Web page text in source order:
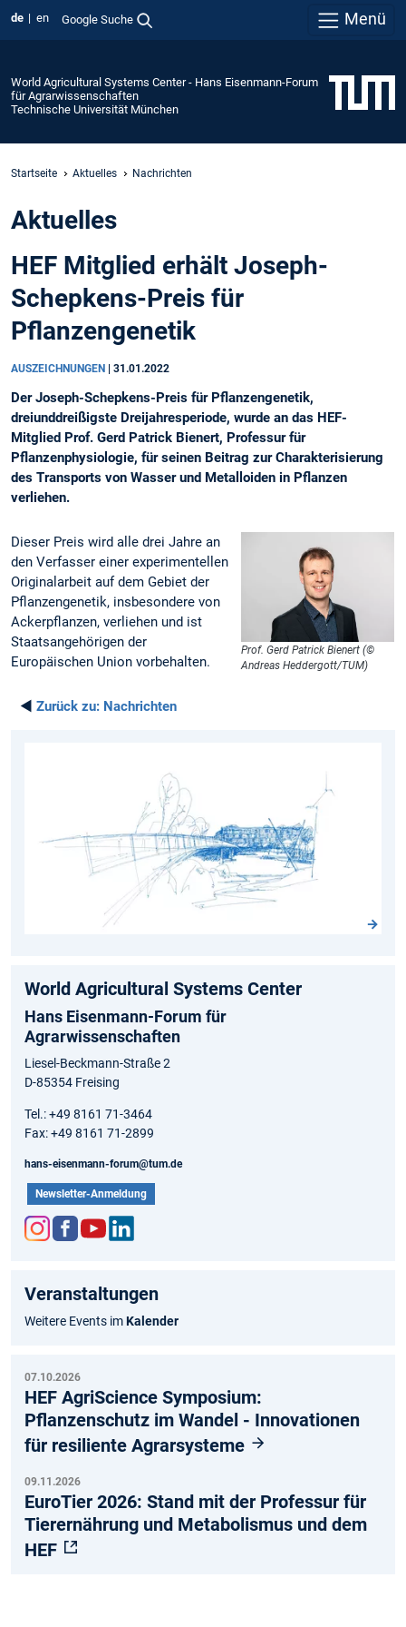
de en Google Suche Menü
World Agricultural Systems Center - Hans Eisenmann-Forum
für Agrarwissenschaften
Technische Universität München
Startseite Aktuelles Nachrichten
Aktuelles
HEF Mitglied erhält Joseph-
Schepkens-Preis für
Pflanzengenetik
AUSZEICHNUNGEN 31.01.2022
Der Joseph-Schepkens-Preis für Pflanzengenetik,
dreiunddreißigste Dreijahresperiode, wurde an das HEF-
Mitglied Prof. Gerd Patrick Bienert, Professur für
Pflanzenphysiologie, für seinen Beitrag zur Charakterisierung
des Transports von Wasser und Metalloiden in Pflanzen
verliehen.
Prof. Gerd Patrick Bienert (©
Andreas Heddergott/TUM)
Dieser Preis wird alle drei Jahre an
den Verfasser einer experimentellen
Originalarbeit auf dem Gebiet der
Pflanzengenetik, insbesondere von
Ackerpflanzen, verliehen und ist
Staatsangehörigen der
Europäischen Union vorbehalten.
◄ Zurück zu: Nachrichten
World Agricultural Systems Center
Hans Eisenmann-Forum für
Agrarwissenschaften
Liesel-Beckmann-Straße 2
D-85354 Freising
Tel.: +49 8161 71-3464
Fax: +49 8161 71-2899
hans-eisenmann-forum@tum.de
Newsletter-Anmeldung
am
ok
e
Veranstaltungen
Weitere Events imKalender
07.10.2026
HEF AgriScience Symposium:
Pflanzenschutz im Wandel - Innovationen
für resiliente Agrarsysteme
09.11.2026
EuroTier 2026: Stand mit der Professur für
Tierernährung und Metabolismus und dem
HEF